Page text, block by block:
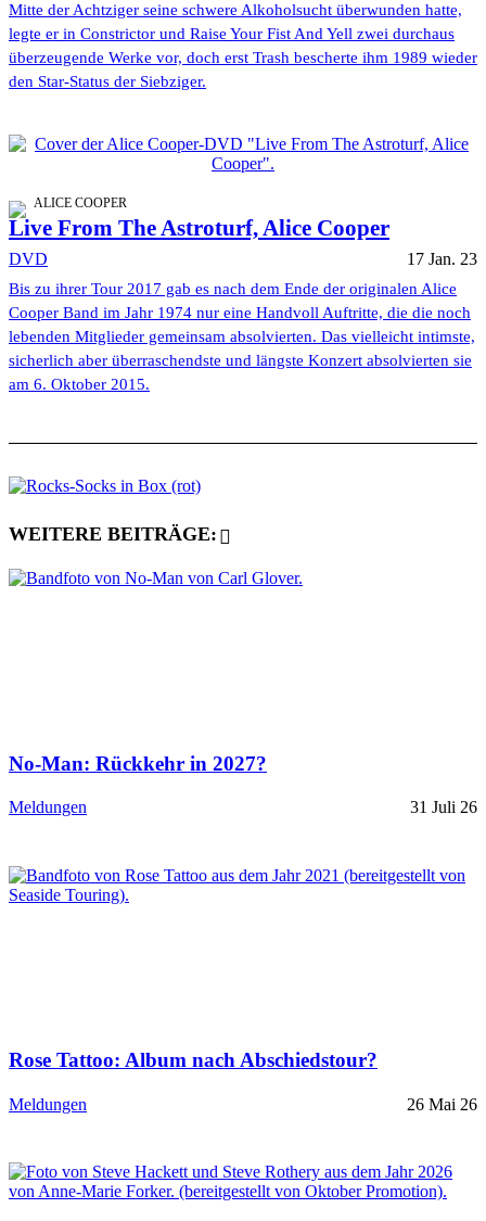
Mitte der Achtziger seine schwere Alkoholsucht überwunden hatte,
legte er in Constrictor und Raise Your Fist And Yell zwei durchaus
überzeugende Werke vor, doch erst Trash bescherte ihm 1989 wieder
den Star-Status der Siebziger.
ALICE COOPER
Live From The Astroturf, Alice Cooper
DVD 17 Jan. 23
Bis zu ihrer Tour 2017 gab es nach dem Ende der originalen Alice
Cooper Band im Jahr 1974 nur eine Handvoll Auftritte, die die noch
lebenden Mitglieder gemeinsam absolvierten. Das vielleicht intimste,
sicherlich aber überraschendste und längste Konzert absolvierten sie
am 6. Oktober 2015.
WEITERE BEITRÄGE:
No-Man: Rückkehr in 2027?
Meldungen 31 Juli 26
Rose Tattoo: Album nach Abschiedstour?
Meldungen 26 Mai 26